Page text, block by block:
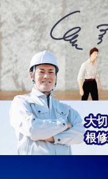
大
根